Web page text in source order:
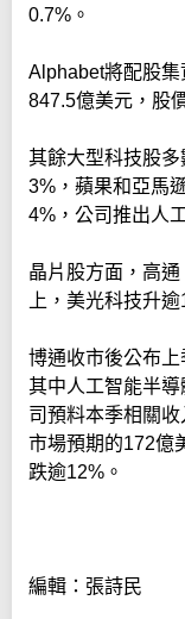
0.7%。
Alphabet將配股
847.5億美元，股
其餘大型科技股
3%，蘋果和亞馬
4%，公司推出人
晶片股方面，高
上，美光科技升逾
博通收市後公布上
其中人工智能半
司預料本季相關
市場預期的172億
跌逾12%。
編輯：張詩民